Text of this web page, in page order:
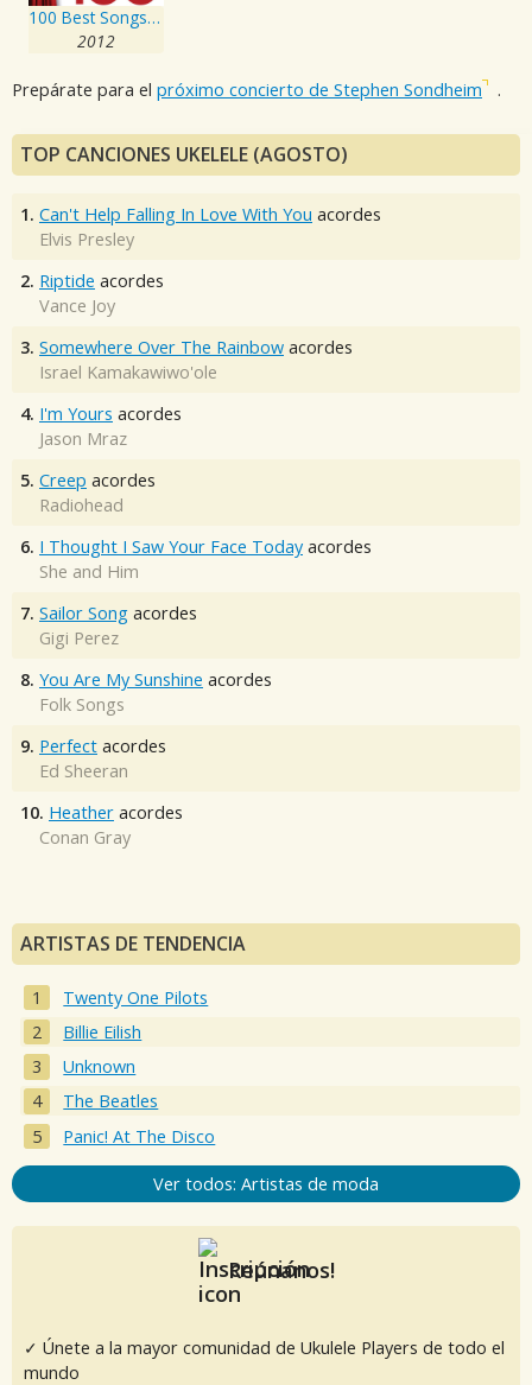
100 Best Songs from the Musicals
2012
Prepárate para el próximo concierto de Stephen Sondheim .
TOP CANCIONES UKELELE (AGOSTO)
1. Can't Help Falling In Love With You acordes
Elvis Presley
2. Riptide acordes
Vance Joy
3. Somewhere Over The Rainbow acordes
Israel Kamakawiwo'ole
4. I'm Yours acordes
Jason Mraz
5. Creep acordes
Radiohead
6. I Thought I Saw Your Face Today acordes
She and Him
7. Sailor Song acordes
Gigi Perez
8. You Are My Sunshine acordes
Folk Songs
9. Perfect acordes
Ed Sheeran
10. Heather acordes
Conan Gray
ARTISTAS DE TENDENCIA
Twenty One Pilots
Billie Eilish
Unknown
The Beatles
Panic! At The Disco
Ver todos: Artistas de moda
Reúnanos!
✓ Únete a la mayor comunidad de Ukulele Players de todo el
mundo